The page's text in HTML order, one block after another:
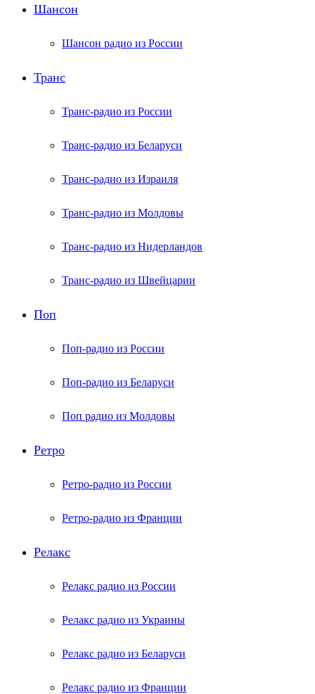
Шансон
Шансон радио из России
Транс
Транс-радио из России
Транс-радио из Беларуси
Транс-радио из Израиля
Транс-радио из Молдовы
Транс-радио из Нидерландов
Транс-радио из Швейцарии
Поп
Поп-радио из России
Поп-радио из Беларуси
Поп радио из Молдовы
Ретро
Ретро-радио из России
Ретро-радио из Франции
Релакс
Релакс радио из России
Релакс радио из Украины
Релакс радио из Беларуси
Релакс радио из Франции